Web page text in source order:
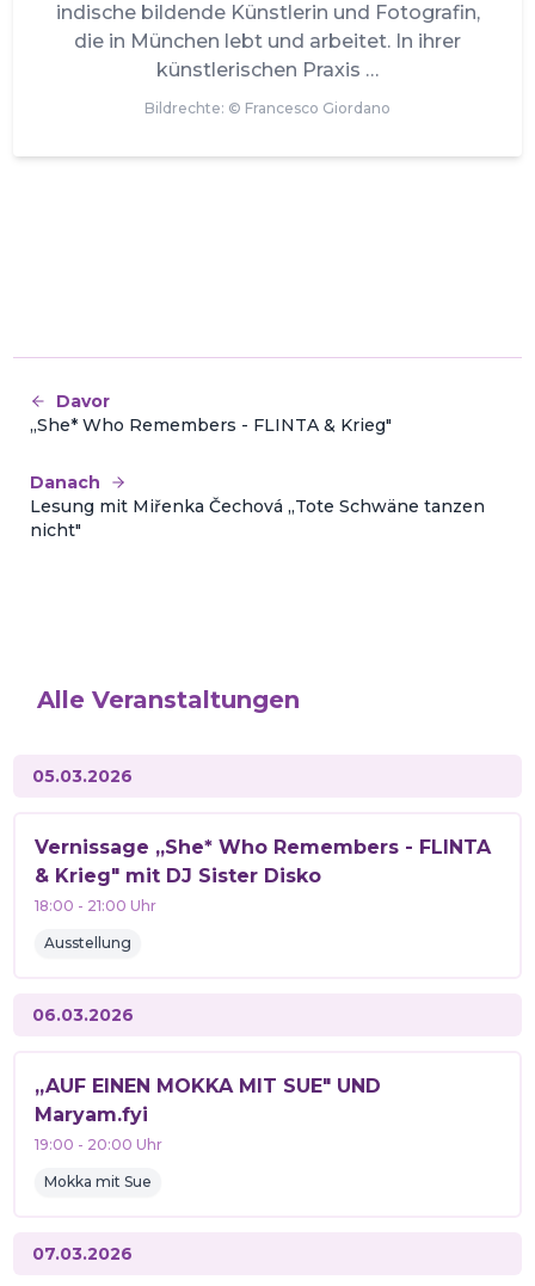
indische bildende Künstlerin und Fotografin,
die in München lebt und arbeitet. In ihrer
künstlerischen Praxis
Bildrechte: © Francesco Giordano
Davor
„She* Who Remembers - FLINTA & Krieg"
Danach
Lesung mit Miřenka Čechová „Tote Schwäne tanzen
nicht"
Alle Veranstaltungen
05.03.2026
Vernissage „She* Who Remembers - FLINTA
& Krieg" mit DJ Sister Disko
18:00 - 21:00 Uhr
Ausstellung
06.03.2026
„AUF EINEN MOKKA MIT SUE" UND
Maryam.fyi
19:00 - 20:00 Uhr
Mokka mit Sue
07.03.2026